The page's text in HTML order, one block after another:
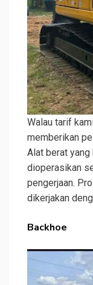
Walau tarif
memberikan
Alat berat yang
dioperasikan
pengerjaan.
dikerjakan
Backhoe